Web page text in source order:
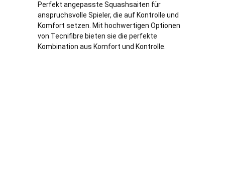
Perfekt angepasste Squashsaiten für
anspruchsvolle Spieler, die auf Kontrolle und
Komfort setzen. Mit hochwertigen Optionen
von Tecnifibre bieten sie die perfekte
Kombination aus Komfort und Kontrolle.